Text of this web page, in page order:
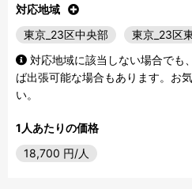
対応地域
東京_23区中央部
東京_23区
対応地域に該当しない場合でも
ば出張可能な場合もあります。お
い。
1人あたりの価格
18,700 円/人